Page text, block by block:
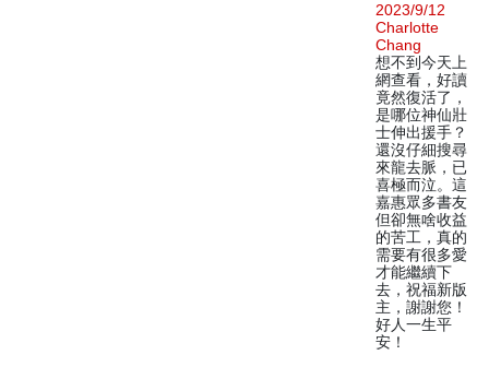
2023/9/12
Charlotte
Chang
想不到今天上
網查看，好讀
竟然復活了，
是哪位神仙壯
士伸出援手？
還沒仔細搜尋
來龍去脈，已
喜極而泣。這
嘉惠眾多書友
但卻無啥收益
的苦工，真的
需要有很多愛
才能繼續下
去，祝福新版
主，謝謝您！
好人一生平
安！